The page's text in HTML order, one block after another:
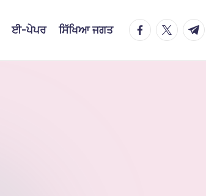
ਈ-ਪੇਪਰ ਸਿੱਖਿਆ ਜਗਤ facebook.com
t.me